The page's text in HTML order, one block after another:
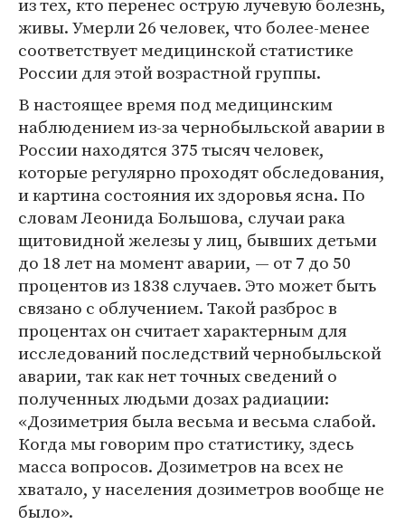
живы. Умерли 26 человек, что более-менее
соответствует медицинской статистике
России для этой возрастной группы.
В настоящее время под медицинским
наблюдением из-за чернобыльской аварии в
России находятся 375 тысяч человек,
которые регулярно проходят обследования,
и картина состояния их здоровья ясна. По
словам Леонида Большова, случаи рака
щитовидной железы у лиц, бывших детьми
до 18 лет на момент аварии, — от 7 до 50
процентов из 1838 случаев. Это может быть
связано с облучением. Такой разброс в
процентах он считает характерным для
исследований последствий чернобыльской
аварии, так как нет точных сведений о
полученных людьми дозах радиации:
«Дозиметрия была весьма и весьма слабой.
Когда мы говорим про статистику, здесь
масса вопросов. Дозиметров на всех не
хватало, у населения дозиметров вообще не
было».